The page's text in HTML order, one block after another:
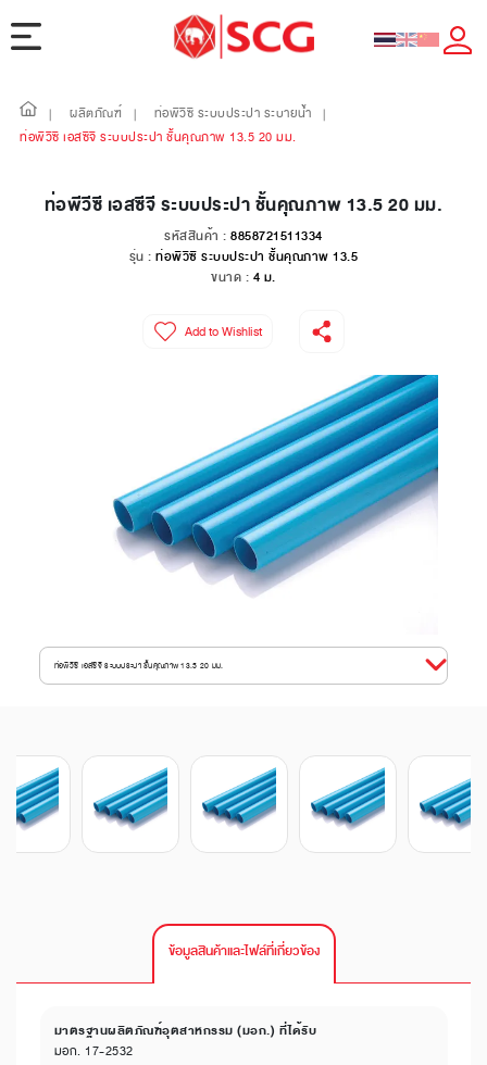
| ผลิตภัณฑ์ | ท่อพีวีซี ระบบประปา ระบายน้ำ
|
ท่อพีวีซี เอสซีจี ระบบประปา ชั้นคุณภาพ 13.5 20 มม.
ท่อพีวีซี เอสซีจี ระบบประปา ชั้นคุณภาพ 13.5 20 มม.
รหัสสินค้า : 8858721511334
รุ่น : ท่อพีวีซี ระบบประปา ชั้นคุณภาพ 13.5
ขนาด : 4 ม.
Add to Wishlist
ท่อพีวีซี เอสซีจี ระบบประปา ชั้นคุณภาพ 13.5 20 มม.
ข้อมูลสินค้าและไฟล์ที่เกี่ยวข้อง
มาตรฐานผลิตภัณฑ์อุตสาหกรรม (มอก.) ที่ได้รับ
มอก. 17-2532